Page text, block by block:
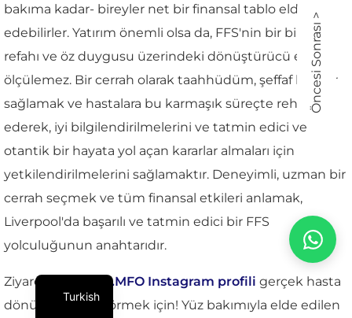
bakıma kadar- bireyler net bir finansal tablo elde
edebilirler. Yatırım önemli olsa da, FFS'nin bir bireyin
refahı ve öz duygusu üzerindeki dönüştürücü etkisi
ölçülemez. Bir cerrah olarak taahhüdüm, şeffaf bilgiler
sağlamak ve hastalara bu karmaşık süreçte rehberlik
ederek, iyi bilgilendirilmelerini ve tatmin edici ve
otantik bir hayata yol açan kararlar almaları için
yetkilendirilmelerini sağlamaktır. Deneyimli, uzman bir
cerrah seçmek ve tüm finansal etkileri anlamak,
Liverpool'da başarılı ve tatmin edici bir FFS
yolculuğunun anahtarıdır.
Ziyaret etmek Dr.MFO Instagram profili gerçek hasta
dönüşümlerini görmek için! Yüz bakımıyla elde edilen
Öncesi Sonrası >
Turkish